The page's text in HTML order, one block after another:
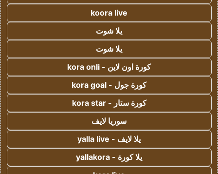
koora live
يلا شوت
يلا شوت
كورة اون لاين - kora onli
كورة جول - kora goal
كورة ستار - kora star
سوريا لايف
يلا لايف - yalla live
يلا كورة - yallakora